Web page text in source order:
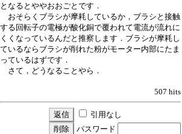
となるとややおおごとです．
おそらくブラシが摩耗しているか，ブラシと接触
する回転子の電極が酸化銅で覆われて電流が流れに
くくなっているんだと推察します．ブラシが摩耗し
ているならブラシが削れた粉がモーター内部にたま
っているはずです．
さて，どうなることやら．
507 hits
引用なし
パスワード